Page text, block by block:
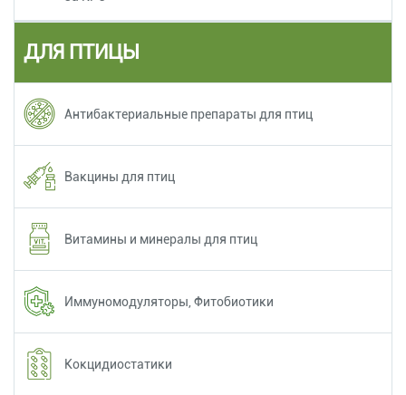
ДЛЯ ПТИЦЫ
Антибактериальные препараты для птиц
Вакцины для птиц
Витамины и минералы для птиц
Иммуномодуляторы, Фитобиотики
Кокцидиостатики